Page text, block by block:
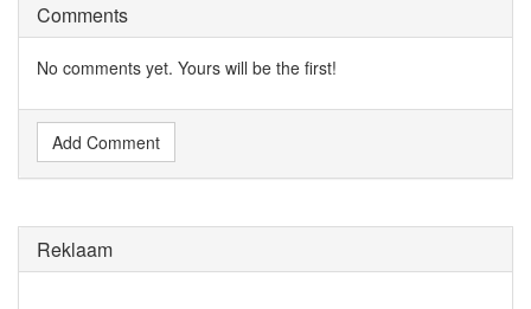
Comments
No comments yet. Yours will be the first!
Add Comment
Reklaam